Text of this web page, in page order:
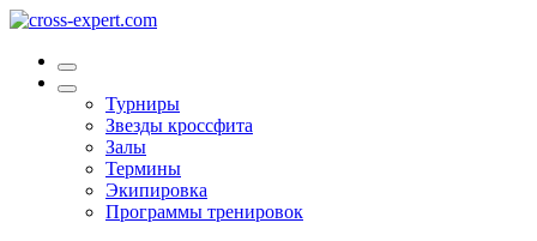
Турниры
Звезды кроссфита
Залы
Термины
Экипировка
Программы тренировок